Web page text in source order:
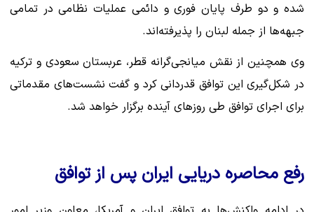
شده و دو طرف پایان فوری و دائمی عملیات نظامی در تمامی
جبهه‌ها از جمله لبنان را پذیرفته‌اند.
وی همچنین از نقش میانجی‌گرانه قطر، عربستان سعودی و ترکیه
در شکل‌گیری این توافق قدردانی کرد و گفت نشست‌های مقدماتی
برای اجرای توافق طی روزهای آینده برگزار خواهد شد.
رفع محاصره دریایی ایران پس از توافق